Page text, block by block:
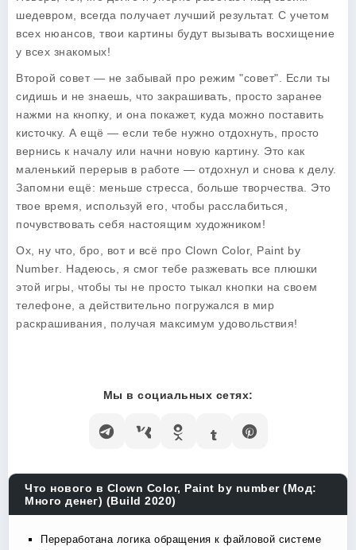
шедевром, всегда получает лучший результат. С учетом
всех нюансов, твои картины будут вызывать восхищение
у всех знакомых!
Второй совет — не забывай про режим "совет". Если ты
сидишь и не знаешь, что закрашивать, просто заранее
нажми на кнопку, и она покажет, куда можно поставить
кисточку. А ещё — если тебе нужно отдохнуть, просто
вернись к началу или начни новую картину. Это как
маленький перерыв в работе — отдохнул и снова к делу.
Запомни ещё: меньше стресса, больше творчества. Это
твое время, используй его, чтобы расслабиться,
почувствовать себя настоящим художником!
Ох, ну что, бро, вот и всё про Clown Color, Paint by
Number . Надеюсь, я смог тебе разжевать все плюшки
этой игры, чтобы ты не просто тыкал кнопки на своем
телефоне, а действительно погружался в мир
раскрашивания, получая максимум удовольствия!
Мы в социальных сетях:
Что нового в Clown Color, Paint by number (Мод:
Много денег) (Build 2020)
Переработана логика обращения к файловой системе